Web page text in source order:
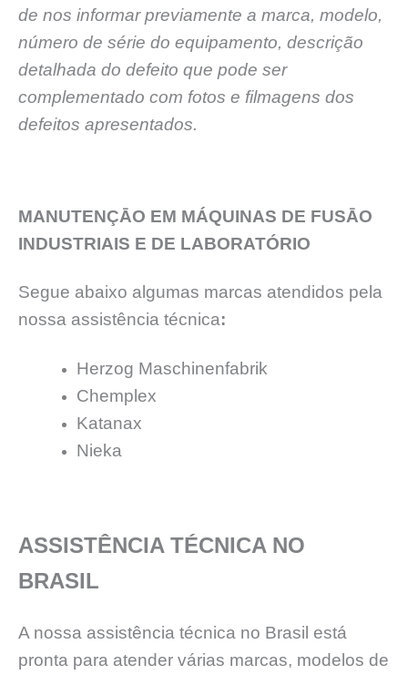
de nos informar previamente a marca, modelo,
número de série do equipamento, descrição
detalhada do defeito que pode ser
complementado com fotos e filmagens dos
defeitos apresentados.
MANUTENÇĀO EM MÁQUINAS DE FUSĀO
INDUSTRIAIS E DE LABORATÓRIO
Segue abaixo algumas marcas atendidos pela
nossa assistência técnica:
Herzog Maschinenfabrik
Chemplex
Katanax
Nieka
ASSISTÊNCIA TÉCNICA NO
BRASIL
A nossa assistência técnica no Brasil está
pronta para atender várias marcas, modelos de